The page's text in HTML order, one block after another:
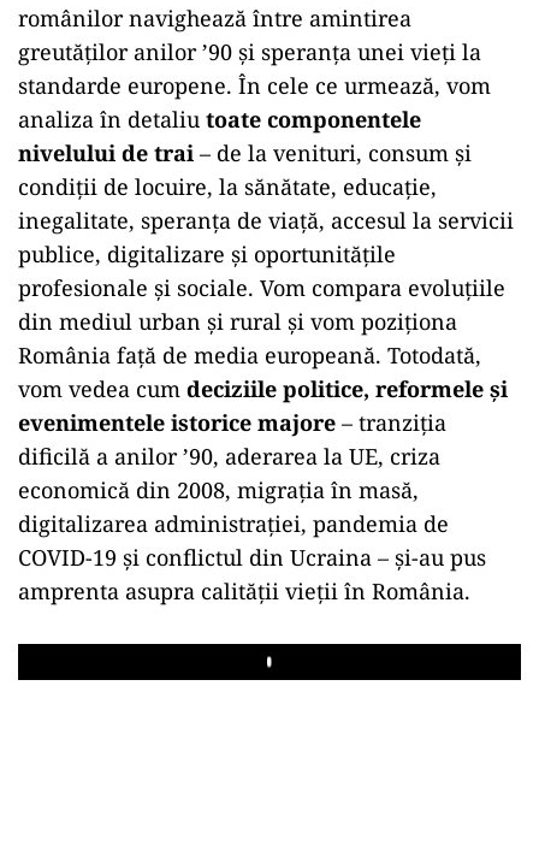
românilor navighează între amintirea
greutăților anilor ’90 și speranța unei vieți la
standarde europene. În cele ce urmează, vom
analiza în detaliu toate componentele
nivelului de trai – de la venituri, consum și
condiții de locuire, la sănătate, educație,
inegalitate, speranța de viață, accesul la servicii
publice, digitalizare și oportunitățile
profesionale și sociale. Vom compara evoluțiile
din mediul urban și rural și vom poziționa
România față de media europeană. Totodată,
vom vedea cum deciziile politice, reformele și
evenimentele istorice majore – tranziția
dificilă a anilor ’90, aderarea la UE, criza
economică din 2008, migrația în masă,
digitalizarea administrației, pandemia de
COVID-19 și conflictul din Ucraina – și-au pus
amprenta asupra calității vieții în România.
Play